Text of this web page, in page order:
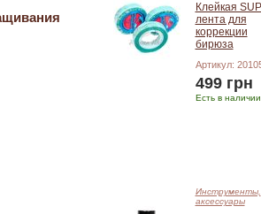
Клейкая
лента для
коррекции
бирюза
Артикул:
499 грн
Есть в наличии
Инструменты,
аксессуары